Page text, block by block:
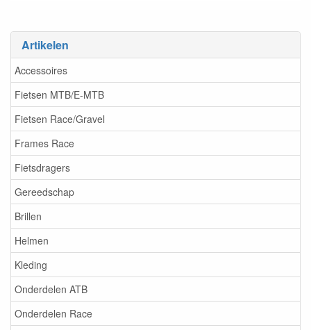
Artikelen
Accessoires
Fietsen MTB/E-MTB
Fietsen Race/Gravel
Frames Race
Fietsdragers
Gereedschap
Brillen
Helmen
Kleding
Onderdelen ATB
Onderdelen Race